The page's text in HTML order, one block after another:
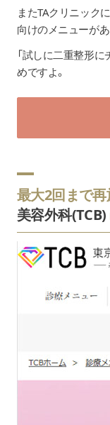
またTAクリニック
向けのメニューがあ
「試しに二重整形に
めですよ。
最大2回まで再
美容外科(TCB)